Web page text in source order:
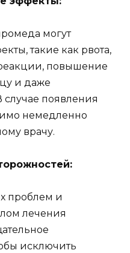
могут
такие как рвота,
повышение
и даже
случае появления
немедленно
врачу.
проблем и
лечения
исключить